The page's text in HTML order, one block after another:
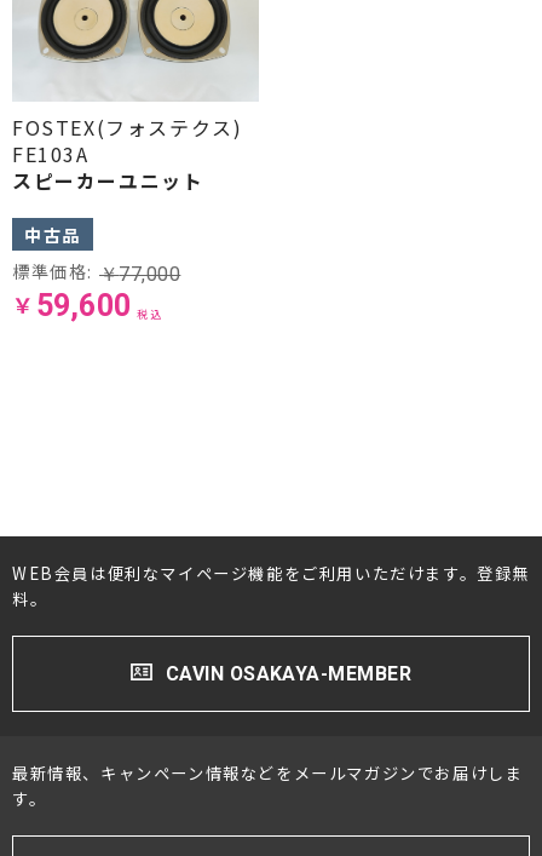
スピーカー
オーディオアクセサリー
ヘッドフォン・イヤホン
オーディオその他
AVアンプ
ＴＶ・レコーダー・プレーヤー
FOSTEX(フォステクス)
FE103A
スピーカーユニット
中古品
標準価格: ￥77,000
￥ 59,600 税込
WEB会員は便利なマイページ機能をご利用いただけます。登録無
料。
CAVIN OSAKAYA-MEMBER
最新情報、キャンペーン情報などをメールマガジンでお届けしま
す。